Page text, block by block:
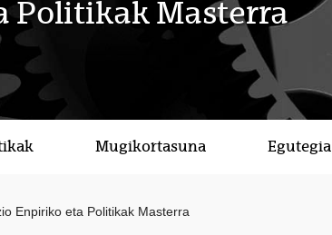
Politikak Masterra
Mugikortasuna Egutegia
Enpiriko eta Politikak Masterra